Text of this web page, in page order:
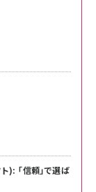
): 「信頼」で選ば